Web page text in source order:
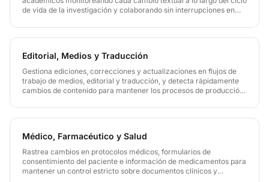
de vida de la investigación y colaborando sin interrupciones en
investigación.
Editorial, Medios y Traducción
Gestiona ediciones, correcciones y actualizaciones en flujos de
trabajo de medios, editorial y traducción, y detecta rápidamente
cambios de contenido para mantener los procesos de producción
Médico, Farmacéutico y Salud
Rastrea cambios en protocolos médicos, formularios de
consentimiento del paciente e información de medicamentos para
mantener un control estricto sobre documentos clínicos y